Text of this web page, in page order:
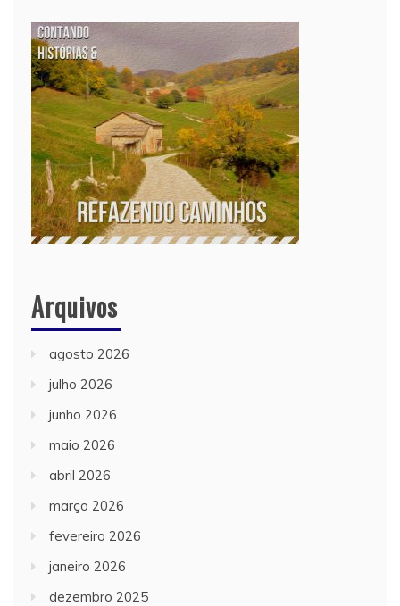
Arquivos
agosto 2026
julho 2026
junho 2026
maio 2026
abril 2026
março 2026
fevereiro 2026
janeiro 2026
dezembro 2025